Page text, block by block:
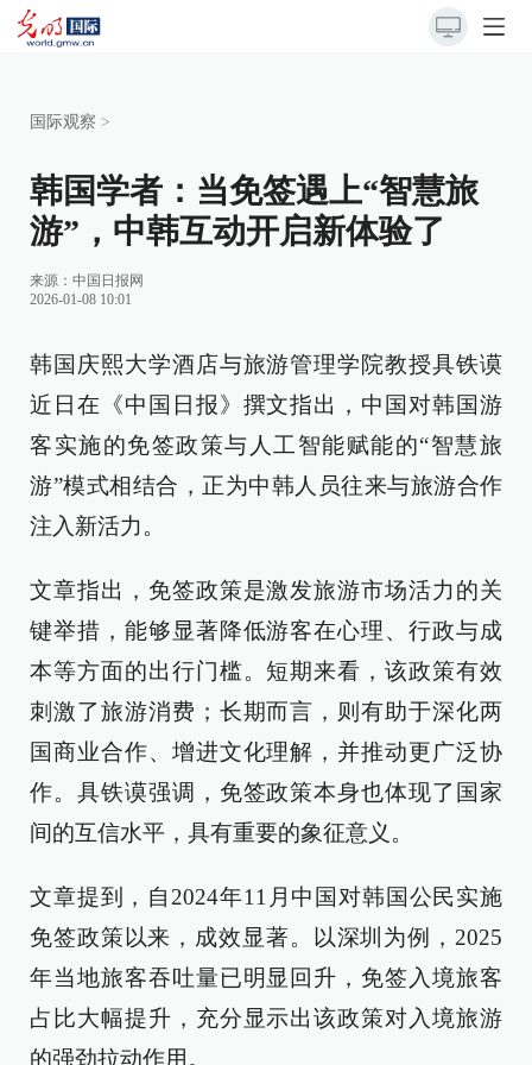
国际观察 >
韩国学者：当免签遇上“智慧旅
游”，中韩互动开启新体验了
来源： 中国日报网
2026-01-08 10:01
韩国庆熙大学酒店与旅游管理学院教授具铁谟
近日在《中国日报》撰文指出，中国对韩国游
客实施的免签政策与人工智能赋能的“智慧旅
游”模式相结合，正为中韩人员往来与旅游合作
注入新活力。
文章指出，免签政策是激发旅游市场活力的关
键举措，能够显著降低游客在心理、行政与成
本等方面的出行门槛。短期来看，该政策有效
刺激了旅游消费；长期而言，则有助于深化两
国商业合作、增进文化理解，并推动更广泛协
作。具铁谟强调，免签政策本身也体现了国家
间的互信水平，具有重要的象征意义。
文章提到，自2024年11月中国对韩国公民实施
免签政策以来，成效显著。以深圳为例，2025
年当地旅客吞吐量已明显回升，免签入境旅客
占比大幅提升，充分显示出该政策对入境旅游
的强劲拉动作用。